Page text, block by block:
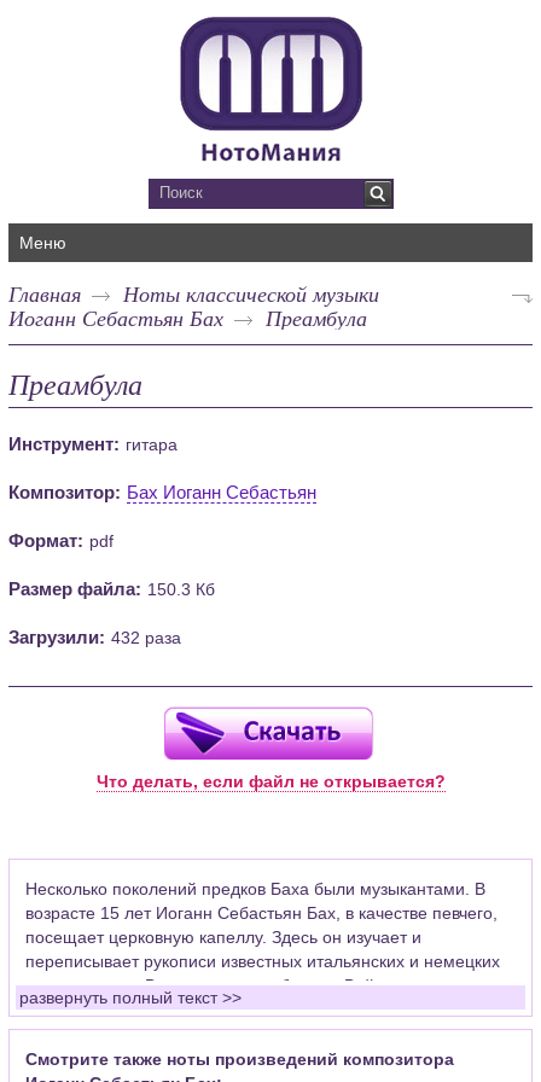
Меню
Главная
Ноты классической музыки
Иоганн Себастьян Бах
Преамбула
Преамбула
Инструмент: гитара
Композитор: Бах Иоганн Себастьян
Формат: pdf
Размер файла: 150.3 Кб
Загрузили: 432 раза
Что делать, если файл не открывается?
Несколько поколений предков Баха были музыкантами. В
возрасте 15 лет Иоганн Себастьян Бах, в качестве певчего,
посещает церковную капеллу. Здесь он изучает и
переписывает рукописи известных итальянских и немецких
композиторов. Впоследствии работал в Веймаре скрипачом
придворного оркестра, церковным органистом в Арнштаде,
где уделял много времени развитию органной
импровизации, ставшей основой его композиторского
развернуть полный текст >>
Смотрите также ноты произведений композитора